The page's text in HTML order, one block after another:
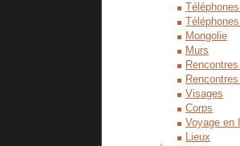
Mongolie
Murs
Visages
Corps
Voyage en
Lieux